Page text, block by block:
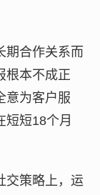
期合作关系而
根本不成正
意为客户服
短短18个月
交策略上，运